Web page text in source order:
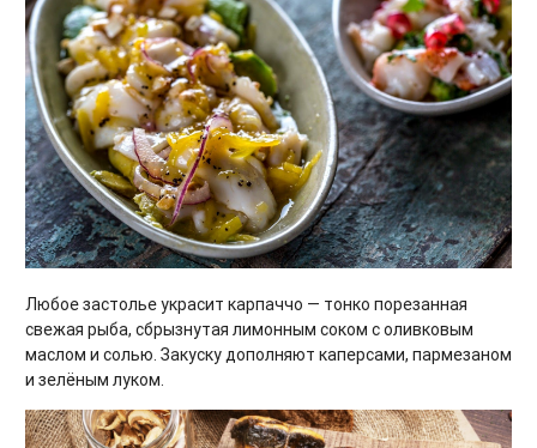
Любое застолье украсит карпаччо — тонко порезанная
свежая рыба, сбрызнутая лимонным соком с оливковым
маслом и солью. Закуску дополняют каперсами, пармезаном
и зелёным луком.